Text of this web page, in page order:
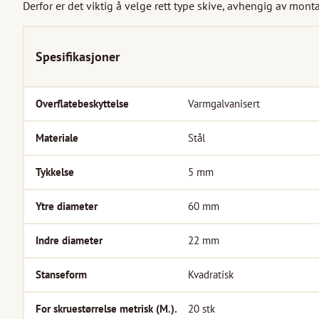
Derfor er det viktig å velge rett type skive, avhengig av
Spesifikasjoner
Overflatebeskyttelse Varmgalvanisert
Materiale Stål
Tykkelse 5 mm
Ytre diameter 60 mm
Indre diameter 22 mm
Stanseform Kvadratisk
For skruestørrelse metrisk (M.). 20 stk